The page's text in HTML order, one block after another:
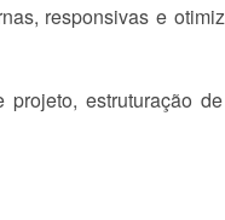
responsivas e
estruturação